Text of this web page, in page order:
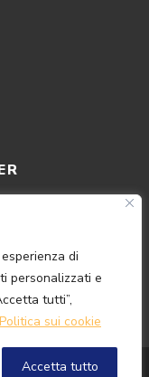
di
personalizzati e
tutti”,
Politica sui cookie
Accetta tutto
ultime novità,